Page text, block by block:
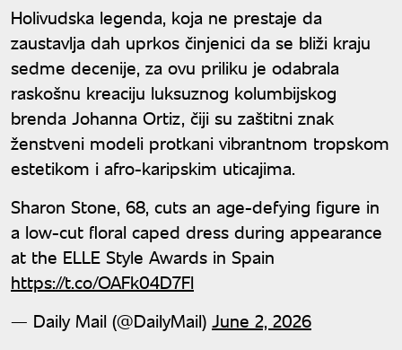
Holivudska legenda, koja ne prestaje da
zaustavlja dah uprkos činjenici da se bliži kraju
sedme decenije, za ovu priliku je odabrala
raskošnu kreaciju luksuznog kolumbijskog
brenda Johanna Ortiz, čiji su zaštitni znak
ženstveni modeli protkani vibrantnom tropskom
estetikom i afro-karipskim uticajima.
Sharon Stone, 68, cuts an age-defying figure in
a low-cut floral caped dress during appearance
at the ELLE Style Awards in Spain
https://t.co/OAFk04D7Fl
— Daily Mail (@DailyMail) June 2, 2026